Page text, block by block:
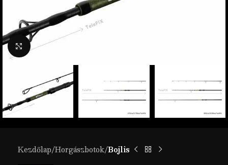
Nagyítás
Kezdőlap Horgászbotok Bojlis